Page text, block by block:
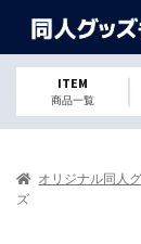
ITEM
商品一覧
オリジナル同人
ズ